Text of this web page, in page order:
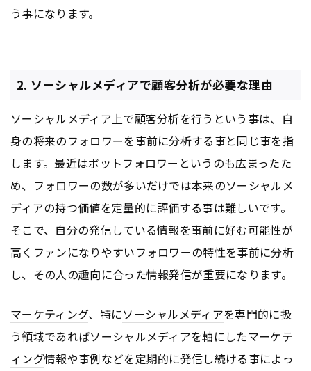
う事になります。
2. ソーシャルメディアで顧客分析が必要な理由
ソーシャルメディア上で顧客分析を行うという事は、自
身の将来のフォロワーを事前に分析する事と同じ事を指
します。最近はボットフォロワーというのも広まったた
め、フォロワーの数が多いだけでは本来のソーシャルメ
ディアの持つ価値を定量的に評価する事は難しいです。
そこで、自分の発信している情報を事前に好む可能性が
高くファンになりやすいフォロワーの特性を事前に分析
し、その人の趣向に合った情報発信が重要になります。
マーケティング、特にソーシャルメディアを専門的に扱
う領域であればソーシャルメディアを軸にしたマーケテ
ィング情報や事例などを定期的に発信し続ける事によっ